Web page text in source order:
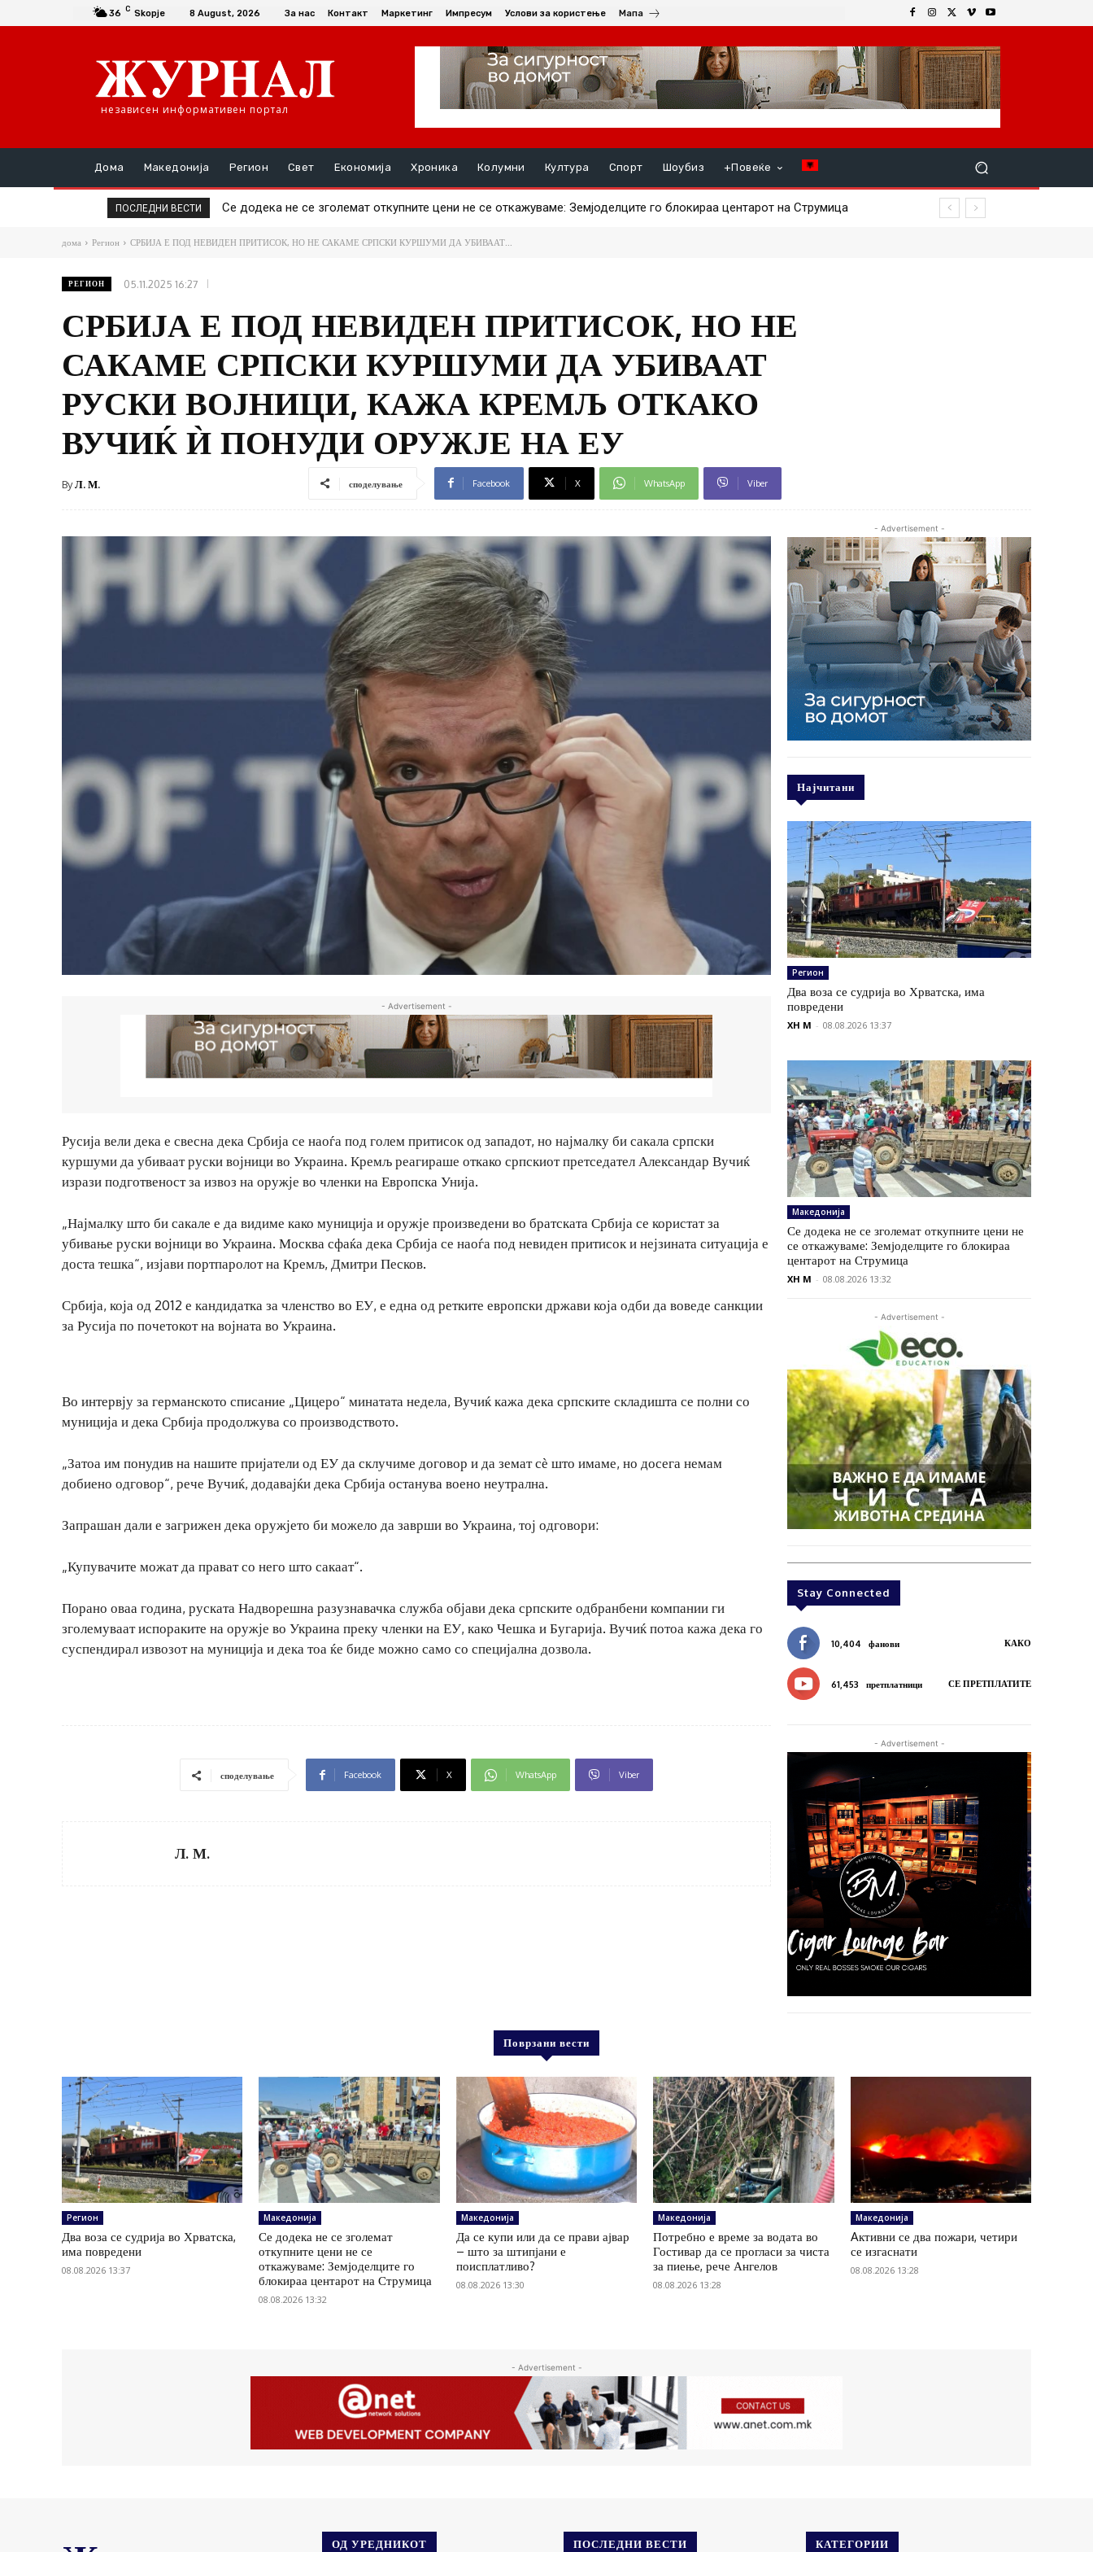
36 C Skopje 8 August, 2026 За нас Контакт Маркетинг Импресум Услови за користење Мапа
независен информативен портал
Дома Македонија Регион Свет Економија Хроника Колумни Култура Спорт Шоубиз +Повеќе
ПОСЛЕДНИ ВЕСТИ Се додека не се зголемат откупните цени не се откажуваме: Земјоделците го блокираа центарот на Струмица
Да се купи или да се прави ајвар – што за штипјани е поисплатливо?
дома Регион СРБИЈА Е ПОД НЕВИДЕН ПРИТИСОК, НО НЕ САКАМЕ СРПСКИ КУРШУМИ ДА УБИВААТ...
РЕГИОН 05.11.2025 16:27
СРБИЈА Е ПОД НЕВИДЕН ПРИТИСОК, НО НЕ
САКАМЕ СРПСКИ КУРШУМИ ДА УБИВААТ
РУСКИ ВОЈНИЦИ, КАЖА КРЕМЉ ОТКАКО
ВУЧИЌ Ѝ ПОНУДИ ОРУЖЈЕ НА ЕУ
ByЛ. М. споделување Facebook X WhatsApp Viber
- Advertisement -
Русија вели дека е свесна дека Србија се наоѓа под голем притисок од западот, но најмалку би сакала српски
куршуми да убиваат руски војници во Украина. Кремљ реагираше откако српскиот претседател Александар Вучиќ
изрази подготвеност за извоз на оружје во членки на Европска Унија.
„Најмалку што би сакале е да видиме како муниција и оружје произведени во братската Србија се користат за
убивање руски војници во Украина. Москва сфаќа дека Србија се наоѓа под невиден притисок и нејзината ситуација е
доста тешка“, изјави портпаролот на Кремљ, Дмитри Песков.
Србија, која од 2012 е кандидатка за членство во ЕУ, е една од ретките европски држави која одби да воведе санкции
за Русија по почетокот на војната во Украина.
Во интервју за германското списание „Цицеро“ минатата недела, Вучиќ кажа дека српските складишта се полни со
муниција и дека Србија продолжува со производството.
„Затоа им понудив на нашите пријатели од ЕУ да склучиме договор и да земат сѐ што имаме, но досега немам
добиено одговор“, рече Вучиќ, додавајќи дека Србија останува воено неутрална.
Запрашан дали е загрижен дека оружјето би можело да заврши во Украина, тој одговори:
„Купувачите можат да прават со него што сакаат“.
Порано оваа година, руската Надворешна разузнавачка служба објави дека српските одбранбени компании ги
зголемуваат испораките на оружје во Украина преку членки на ЕУ, како Чешка и Бугарија. Вучиќ потоа кажа дека го
суспендирал извозот на муниција и дека тоа ќе биде можно само со специјална дозвола.
споделување Facebook X WhatsApp Viber
Л. М.
- Advertisement -
Најчитани
Регион
Два воза се судрија во Хрватска, има
повредени
XH M - 08.08.2026 13:37
Македонија
Се додека не се зголемат откупните цени не
се откажуваме: Земјоделците го блокираа
центарот на Струмица
XH M - 08.08.2026 13:32
- Advertisement -
Stay Connected
10,404 фанови КАКО
61,453 претплатници СЕ ПРЕТПЛАТИТЕ
- Advertisement -
Поврзани вести
Регион
Два воза се судрија во Хрватска,
има повредени
08.08.2026 13:37
Македонија
Се додека не се зголемат
откупните цени не се
откажуваме: Земјоделците го
блокираа центарот на Струмица
08.08.2026 13:32
Македонија
Да се купи или да се прави ајвар
– што за штипјани е
поисплатливо?
08.08.2026 13:30
Македонија
Потребно е време за водата во
Гостивар да се прогласи за чиста
за пиење, рече Ангелов
08.08.2026 13:28
Македонија
Aктивни се два пожари, четири
се изгаснати
08.08.2026 13:28
- Advertisement -
ОД УРЕДНИКОТ ПОСЛЕДНИ ВЕСТИ КАТЕГОРИИ